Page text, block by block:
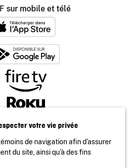
sur mobile et télé
votre vie privée
de navigation afin d’assurer
du site, ainsi qu’à des fins